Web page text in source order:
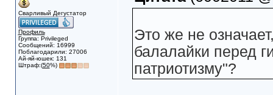
Сварливый Дегустатор
Профиль
Группа: Privileged
Сообщений: 16999
Поблагодарили: 27006
Ай-яй-юшек: 131
Штраф:(50%)
Это же не
балалайки перед
патриотизму"?